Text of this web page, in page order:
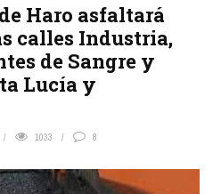
Haro asfaltará
calles Industria,
de Sangre y
Lucía y
1033 8